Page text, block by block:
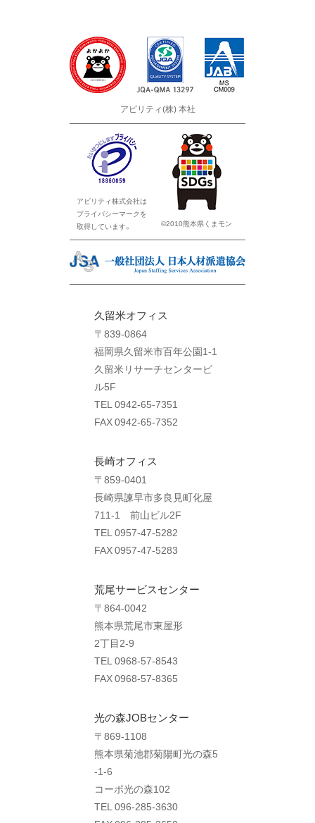
アビリティ(株) 本社
アビリティ株式会社は
プライバシーマークを
取得しています。
©2010熊本県くまモン
久留米オフィス
〒839-0864
福岡県久留米市百年公園1-1
久留米リサーチセンタービ
ル5F
TEL 0942-65-7351
FAX 0942-65-7352
長崎オフィス
〒859-0401
長崎県諫早市多良見町化屋
711-1 前山ビル2F
TEL 0957-47-5282
FAX 0957-47-5283
荒尾サービスセンター
〒864-0042
熊本県荒尾市東屋形
2丁目2-9
TEL 0968-57-8543
FAX 0968-57-8365
光の森JOBセンター
〒869-1108
熊本県菊池郡菊陽町光の森5
-1-6
コーポ光の森102
TEL 096-285-3630